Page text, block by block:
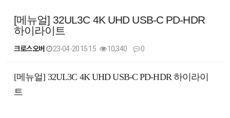
[메뉴얼] 32UL3C 4K UHD USB-C PD-HDR
하이라이트
크로스오버 23-04-20 15:15 10,340 0
본문
[메뉴얼] 32UL3C 4K UHD USB-C PD-HDR 하이라이
트